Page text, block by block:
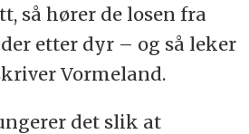
så hører de losen fra
etter dyr – og så leker
Vormeland.
det slik at